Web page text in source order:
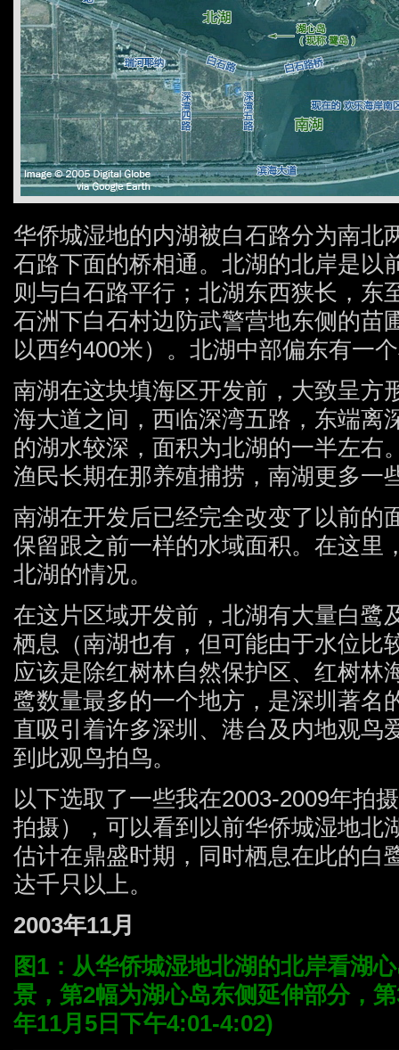
华侨城湿地的内湖被白石路分为南北
石路下面的桥相通。北湖的北岸是以
则与白石路平行；北湖东西狭长，东
石洲下白石村边防武警营地东侧的苗
以西约400米）。北湖中部偏东有一
南湖在这块填海区开发前，大致呈方
海大道之间，西临深湾五路，东端离
的湖水较深，面积为北湖的一半左右
渔民长期在那养殖捕捞，南湖更多一
南湖在开发后已经完全改变了以前的
保留跟之前一样的水域面积。在这里
北湖的情况。
在这片区域开发前，北湖有大量白鹭
栖息（南湖也有，但可能由于水位比
应该是除红树林自然保护区、红树林
鹭数量最多的一个地方，是深圳著名
直吸引着许多深圳、港台及内地观鸟
到此观鸟拍鸟。
以下选取了一些我在2003-2009年拍
拍摄），可以看到以前华侨城湿地北
估计在鼎盛时期，同时栖息在此的白
达千只以上。
2003年11月
图1：从华侨城湿地北湖的北岸看湖
景，第2幅为湖心岛东侧延伸部分，
年11月5日下午4:01-4:02)